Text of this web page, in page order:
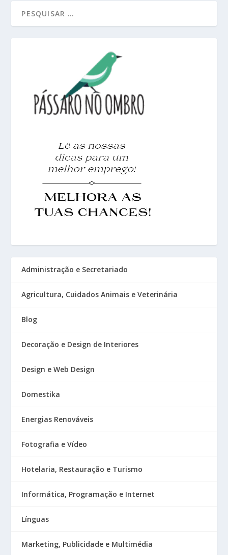
Administração e Secretariado
Agricultura, Cuidados Animais e Veterinária
Blog
Decoração e Design de Interiores
Design e Web Design
Domestika
Energias Renováveis
Fotografia e Vídeo
Hotelaria, Restauração e Turismo
Informática, Programação e Internet
Línguas
Marketing, Publicidade e Multimédia